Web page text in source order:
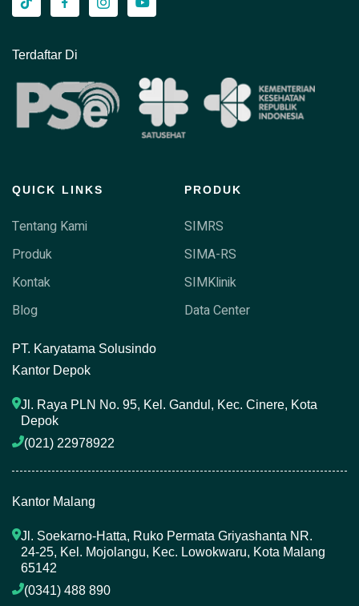
Terdaftar Di
QUICK LINKS
Tentang Kami
Produk
Kontak
Blog
PRODUK
SIMRS
SIMA-RS
SIMKlinik
Data Center
PT. Karyatama Solusindo
Kantor Depok
Jl. Raya PLN No. 95, Kel. Gandul, Kec. Cinere, Kota
Depok
(021) 22978922
Kantor Malang
Jl. Soekarno-Hatta, Ruko Permata Griyashanta NR.
24-25, Kel. Mojolangu, Kec. Lowokwaru, Kota Malang
65142
(0341) 488 890